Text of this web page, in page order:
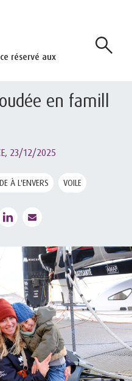
réservé aux
en famill
23/12/2025
À L'ENVERS VOILE